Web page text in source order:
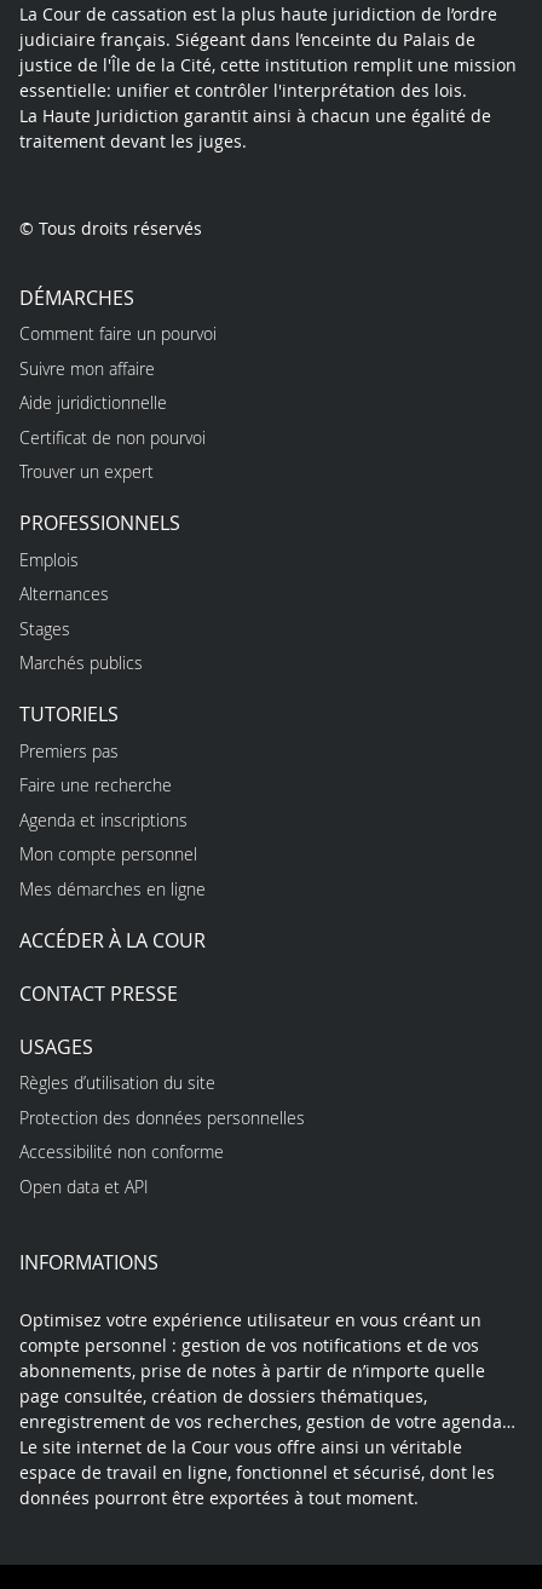
La Cour de cassation est la plus haute juridiction de l’ordre
judiciaire français. Siégeant dans l’enceinte du Palais de
justice de l'Île de la Cité, cette institution remplit une mission
essentielle: unifier et contrôler l'interprétation des lois.
La Haute Juridiction garantit ainsi à chacun une égalité de
traitement devant les juges.
© Tous droits réservés
DÉMARCHES
Comment faire un pourvoi
Suivre mon affaire
Aide juridictionnelle
Certificat de non pourvoi
Trouver un expert
PROFESSIONNELS
Emplois
Alternances
Stages
Marchés publics
TUTORIELS
Premiers pas
Faire une recherche
Agenda et inscriptions
Mon compte personnel
Mes démarches en ligne
ACCÉDER À LA COUR
CONTACT PRESSE
USAGES
Règles d’utilisation du site
Protection des données personnelles
Accessibilité non conforme
Open data et API
INFORMATIONS
Optimisez votre expérience utilisateur en vous créant un
compte personnel : gestion de vos notifications et de vos
abonnements, prise de notes à partir de n’importe quelle
page consultée, création de dossiers thématiques,
enregistrement de vos recherches, gestion de votre agenda…
Le site internet de la Cour vous offre ainsi un véritable
espace de travail en ligne, fonctionnel et sécurisé, dont les
données pourront être exportées à tout moment.